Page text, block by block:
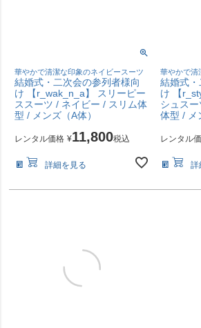
華やかで清潔な印象のネイビースーツ
結婚式・二次会の参列者様向
け 【r_wak_n_a】 スリーピー
ススーツ / ネイビー / スリム体
型 / メンズ（A体）
レンタル価格 ¥11,800税込
詳細を見る
華やかで清
結婚式・
け 【
シュス
体型 / メ
レンタル
詳